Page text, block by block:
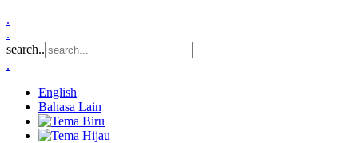
.
.
search..
.
English
Bahasa Lain